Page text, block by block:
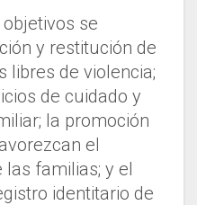
se
y restitución de
libres de violencia;
de cuidado y
la promoción
el
familias; y el
identitario de